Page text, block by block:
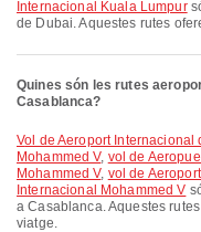
Internacional Kuala Lumpur
de Dubai. Aquestes rutes
Quines són les rutes
Casablanca?
vol de Aeroport Internacional de Sabiha Gökçen a Aeroport Internacional
Mohammed V, vol de
Mohammed V, vol de
Internacional Mohammed V
a Casablanca. Aquestes
viatge.